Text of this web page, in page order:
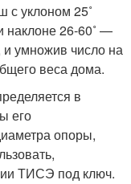
с уклоном 25˚
наклоне 26-60˚ —
и умножив число на
веса дома.
в
его
опоры,
ТИСЭ под ключ.